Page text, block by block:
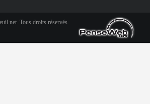
Tous droits réservés.